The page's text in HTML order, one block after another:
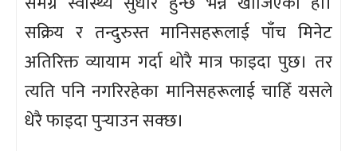
सक्रिय र तन्दुरुस्त मानिसहरूलाई पाँच मिनेट
अतिरिक्त व्यायाम गर्दा थोरै मात्र फाइदा पुछ। तर
त्यति पनि नगरिरहेका मानिसहरूलाई चाहिँ यसले
धेरै फाइदा पुर्‍याउन सक्छ।